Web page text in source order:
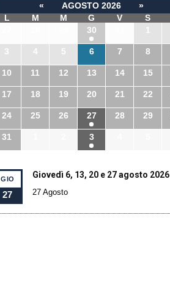
« AGOSTO 2026
»
L
M M G V S
30 1
3 4 5 6 7 8
10 11 12 13 14 15
17 18 19 20 21 22
24 25 26 27 28 29
31 3
GIO
27
Giovedì 6, 13, 20 e 27 agosto 2026
27 Agosto